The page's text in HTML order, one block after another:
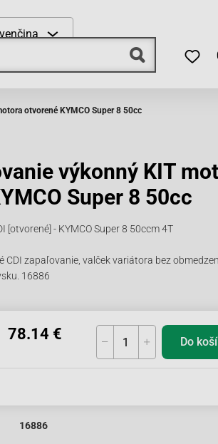
otvorené KYMCO Super 8 50cc
výkonný KIT
Super 8 50cc
[otvorené] - KYMCO Super 8 50ccm 4T
CDI zapaľovanie, valček variátora bez
16886
78.14 € Do
16886